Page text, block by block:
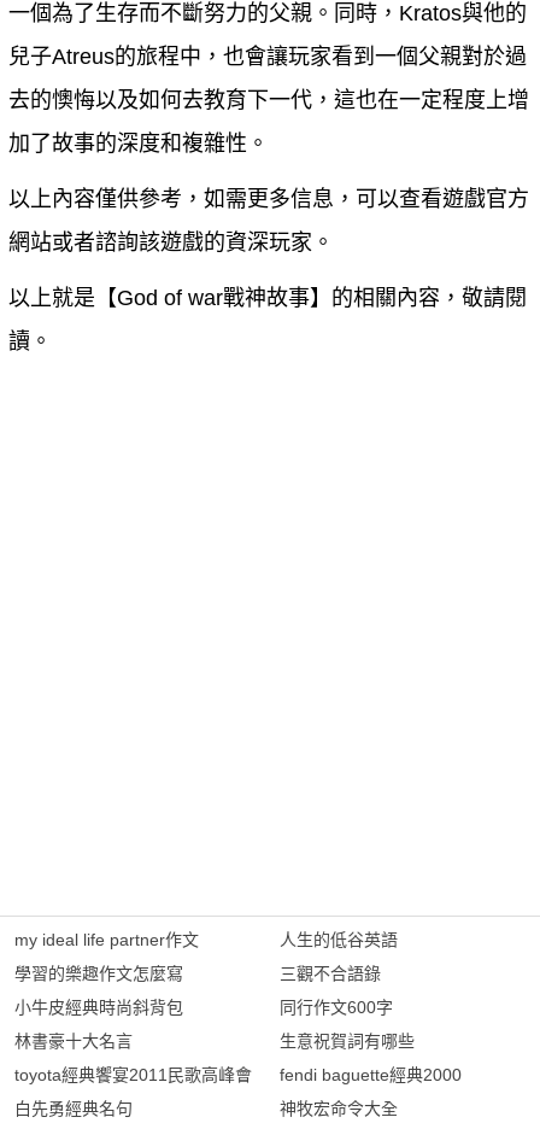
一個為了生存而不斷努力的父親。同時，Kratos與他的
兒子Atreus的旅程中，也會讓玩家看到一個父親對於過
去的懊悔以及如何去教育下一代，這也在一定程度上增
加了故事的深度和複雜性。
以上內容僅供參考，如需更多信息，可以查看遊戲官方
網站或者諮詢該遊戲的資深玩家。
以上就是【God of war戰神故事】的相關內容，敬請閱
讀。
my ideal life partner作文
學習的樂趣作文怎麼寫
小牛皮經典時尚斜背包
林書豪十大名言
toyota經典饗宴2011民歌高峰會
白先勇經典名句
人生的低谷英語
三觀不合語錄
同行作文600字
生意祝賀詞有哪些
fendi baguette經典2000
神牧宏命令大全